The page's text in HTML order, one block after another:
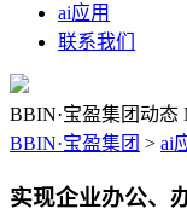
ai应用
联系我们
BBIN·宝盈集团动态
BBIN·宝盈集团 > ai
实现企业办公、